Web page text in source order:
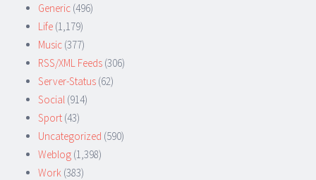
Generic (496)
Life (1,179)
Music (377)
RSS/XML Feeds (306)
Server-Status (62)
Social (914)
Sport (43)
Uncategorized (590)
Weblog (1,398)
Work (383)